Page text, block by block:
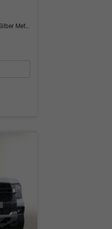
Silber, / Iconic-Silber Metallic (000ZH0)